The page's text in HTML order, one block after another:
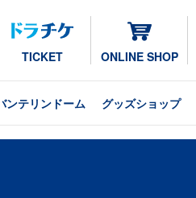
TICKET ONLINE SHOP
ンテリンドーム グッズショップ